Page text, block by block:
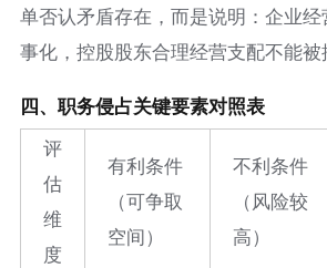
单否认矛盾存在，而是说明：企业
事化，控股股东合理经营支配不能被
四、职务侵占关键要素对照表
评
估
维
度
有利条件
（可争取
空间）
不利条件
（风险较
高）